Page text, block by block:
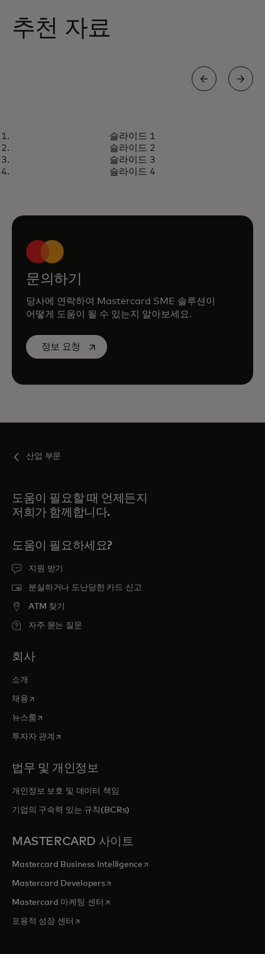
추천 자료
중소기업의 비즈니스 영향력
슬라이드 1
슬라이드 2
슬라이드 3
슬라이드 4
문의하기
당사에 연락하여 Mastercard SME 솔루션이
어떻게 도움이 될 수 있는지 알아보세요.
정보 요청 새 탭에서 열림
산업 부문
도움이 필요할 때 언제든지
저희가 함께합니다.
도움이 필요하세요?
지원 받기
분실하거나 도난당한 카드 신고
ATM 찾기
자주 묻는 질문
회사
소개
채용새 탭에서 열림
뉴스룸새 탭에서 열림
투자자 관계 새 탭에서 열림
법무 및 개인정보
개인정보 보호 및 데이터 책임
기업의 구속력 있는 규칙(BCRs)
MASTERCARD 사이트
Mastercard Business Intelligence새 탭에서 열림
Mastercard Developers새 탭에서 열림
Mastercard 마케팅 센터 새 탭에서 열림
포용적 성장 센터 새 탭에서 열림